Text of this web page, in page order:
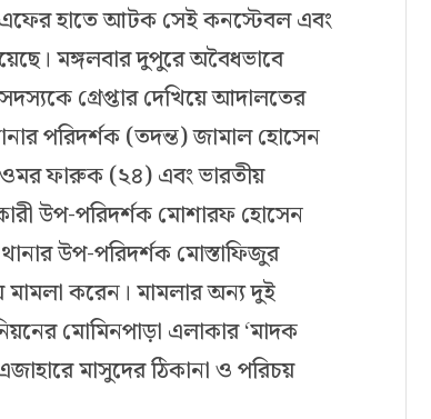
হাতে আটক সেই কনস্টেবল এবং
মঙ্গলবার দুপুরে অবৈধভাবে
গ্রেপ্তার দেখিয়ে আদালতের
পরিদর্শক (তদন্ত) জামাল হোসেন
ফারুক (২৪) এবং ভারতীয়
উপ-পরিদর্শক মোশারফ হোসেন
উপ-পরিদর্শক মোস্তাফিজুর
করেন। মামলার অন্য দুই
মোমিনপাড়া এলাকার ‘মাদক
মাসুদের ঠিকানা ও পরিচয়